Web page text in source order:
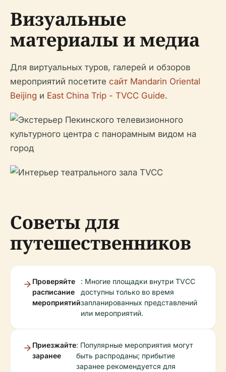
Визуальные
материалы и медиа
Для виртуальных туров, галерей и обзоров
мероприятий посетите сайт Mandarin Oriental
Beijing и East China Trip - TVCC Guide.
Советы для
путешественников
Проверяйте
расписание
мероприятий
: Многие площадки внутри TVCC
доступны только во время
запланированных представлений
или мероприятий.
Приезжайте
заранее
: Популярные мероприятия могут
быть распроданы; прибытие
заранее рекомендуется для